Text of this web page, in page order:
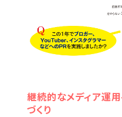
継続的なメディア運
づくり